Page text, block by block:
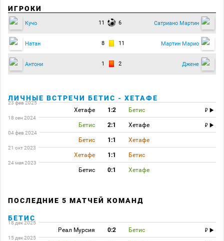
ИГРОКИ
Кучо 11 6 Сатриано Мартин
Натан 8 11 Мартин Марио
Антони 1 2 Джене
ЛИЧНЫЕ ВСТРЕЧИ БЕТИС - ХЕТАФЕ
23 фев 2025
Хетафе 1:2 Бетис
18 сен 2024
Бетис 2:1 Хетафе
04 фев 2024
Бетис 1:1 Хетафе
21 окт 2023
Хетафе 1:1 Бетис
24 мая 2023
Бетис 0:1 Хетафе
ПОСЛЕДНИЕ 5 МАТЧЕЙ КОМАНД
БЕТИС
18 дек 2025
Реал Мурсия 0:2 Бетис
15 дек 2025